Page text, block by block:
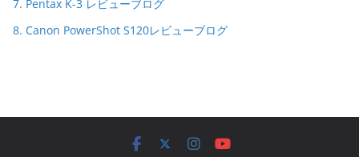
7. Pentax K-3 レビューブログ
8. Canon PowerShot S120レビューブログ